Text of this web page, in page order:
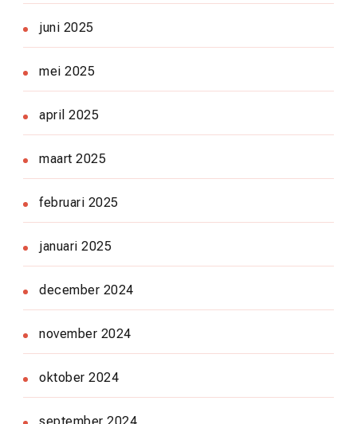
juni 2025
mei 2025
april 2025
maart 2025
februari 2025
januari 2025
december 2024
november 2024
oktober 2024